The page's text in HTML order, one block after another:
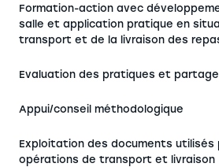
Formation-action avec
salle et application pratique en
transport et de la livraison des
Evaluation des pratiques et
Appui/conseil méthodologique
Exploitation des documents utilisés
opérations de transport et livraison